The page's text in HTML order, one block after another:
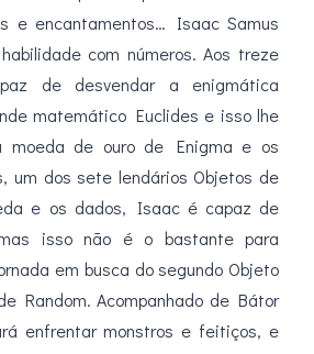
e encantamentos… Isaac Samus
com números. Aos treze
de desvendar a enigmática
matemático Euclides e isso lhe
moeda de ouro de Enigma e os
um dos sete lendários Objetos de
e os dados, Isaac é capaz de
isso não é o bastante para
em busca do segundo Objeto
Random. Acompanhado de Bátor
enfrentar monstros e feitiços, e